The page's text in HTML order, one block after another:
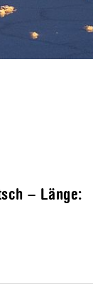
– Länge: